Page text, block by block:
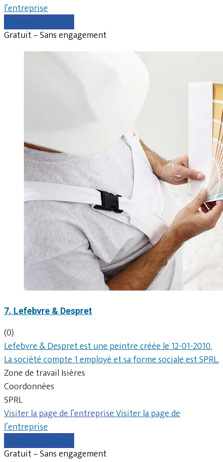
l’entreprise
Comparer les devis
Gratuit – Sans engagement
7. Lefebvre & Despret
(0)
Lefebvre & Despret est une peintre créée le 12-01-2010.
La société compte 1 employé et sa forme sociale est SPRL.
Zone de travail Isières
Coordonnées
SPRL
Visiter la page de l’entrepriseVisiter la page de
l’entreprise
Comparer les devis
Gratuit – Sans engagement